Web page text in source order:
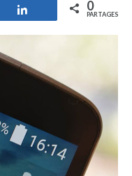
Partagez 0
PARTAGES